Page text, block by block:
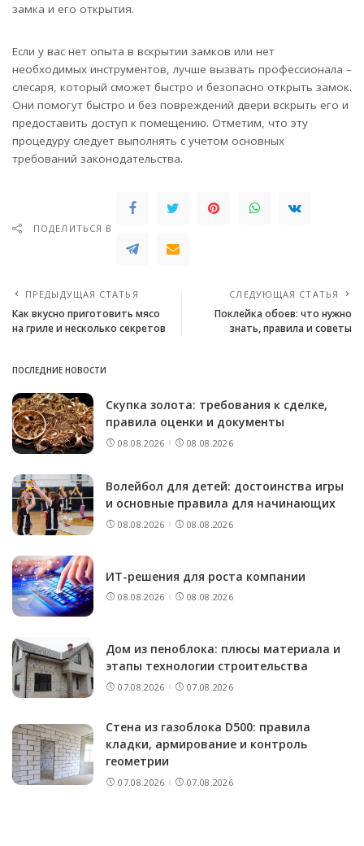
замка и его открытия.
Если у вас нет опыта в вскрытии замков или нет
необходимых инструментов, лучше вызвать профессионала –
слесаря, который сможет быстро и безопасно открыть замок.
Они помогут быстро и без повреждений двери вскрыть его и
предоставить доступ к помещению. Отметим, что эту
процедуру следует выполнять с учетом основных
требований законодательства.
ПОДЕЛИТЬСЯ В
ПРЕДЫДУЩАЯ СТАТЬЯ
Как вкусно приготовить мясо
на гриле и несколько секретов
СЛЕДУЮЩАЯ СТАТЬЯ
Поклейка обоев: что нужно
знать, правила и советы
ПОСЛЕДНИЕ НОВОСТИ
Скупка золота: требования к сделке,
правила оценки и документы
08.08.2026 08.08.2026
Волейбол для детей: достоинства игры
и основные правила для начинающих
08.08.2026 08.08.2026
ИТ-решения для роста компании
08.08.2026 08.08.2026
Дом из пеноблока: плюсы материала и
этапы технологии строительства
07.08.2026 07.08.2026
Стена из газоблока D500: правила
кладки, армирование и контроль
геометрии
07.08.2026 07.08.2026